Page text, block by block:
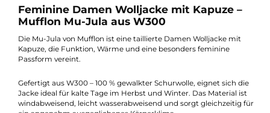
Produktnummer:
26796-081
Hersteller:
Mufflon
Hersteller-Nr.:
32174
Feminine Damen Wolljacke mit Kapuze –
Mufflon Mu-Jula aus W300